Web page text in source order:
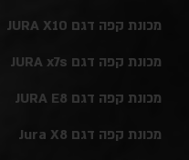
מכונת קפה דגם JURA X10
מכונת קפה דגם JURA x7s
מכונת קפה דגם JURA E8
מכונת קפה דגם Jura X8